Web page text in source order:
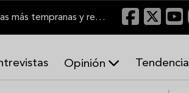
El Marco de Jerez inicia una de sus vendimias más tempranas y recupera producción
Opinión